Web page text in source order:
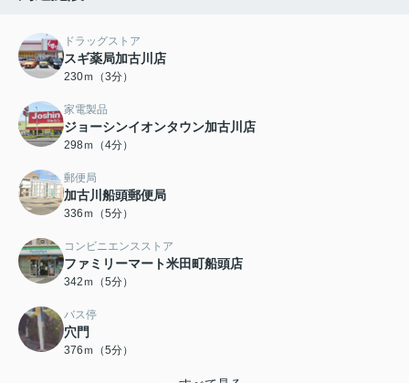
ドラッグストア
スギ薬局加古川店
230ｍ（3分）
家電製品
ジョーシンイオンタウン加古川店
298ｍ（4分）
郵便局
加古川船頭郵便局
336ｍ（5分）
コンビニエンスストア
ファミリーマート米田町船頭店
342ｍ（5分）
バス停
穴門
376ｍ（5分）